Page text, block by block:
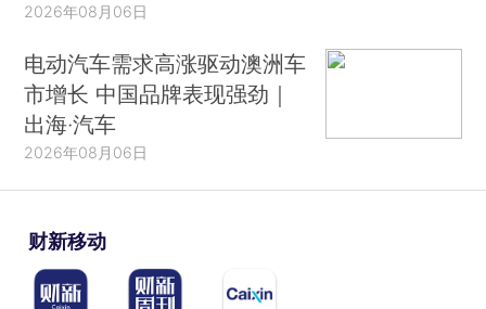
2026年08月06日
电动汽车需求高涨驱动澳洲车
市增长 中国品牌表现强劲｜
出海·汽车
2026年08月06日
财新移动